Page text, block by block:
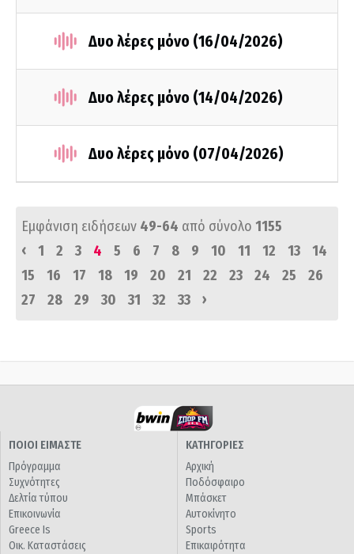
Δυο λέρες μόνο (16/04/2026)
Δυο λέρες μόνο (14/04/2026)
Δυο λέρες μόνο (07/04/2026)
Εμφάνιση ειδήσεων 49-64 από σύνολο 1155
‹
1 2 3 4 5 6 7 8 9 10 11 12 13
14
15
16 17 18 19 20 21 22 23 24 25
26
27
28 29 30 31 32 33 ›
ΠΟΙΟΙ ΕΙΜΑΣΤΕ
Πρόγραμμα
Συχνότητες
Δελτία τύπου
Επικοινωνία
Greece Is
Οικ. Καταστάσεις
ΚΑΤΗΓΟΡΙΕΣ
Αρχική
Ποδόσφαιρο
Μπάσκετ
Αυτοκίνητο
Sports
Επικαιρότητα